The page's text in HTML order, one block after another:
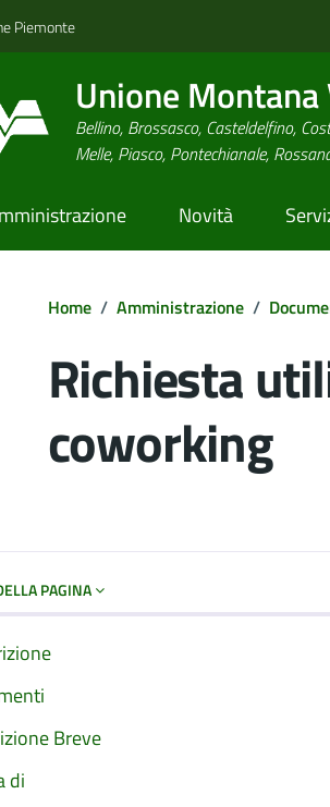
Piemonte
Unione
Bellino, Brossasco, Casteldelfino,
Melle, Piasco, Pontechianale,
Novità
Home / Amministrazione /
Richiesta
coworking
PAGINA
Breve
di